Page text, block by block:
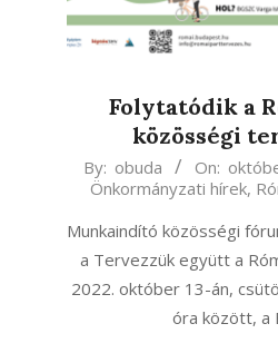
Folytatódik a
közösségi
2022-
10-
15
By: obuda On:
Önkormányzati hírek,
Munkaindító közösségi
a Tervezzük együtt a
2022. október 13-án,
óra között, a